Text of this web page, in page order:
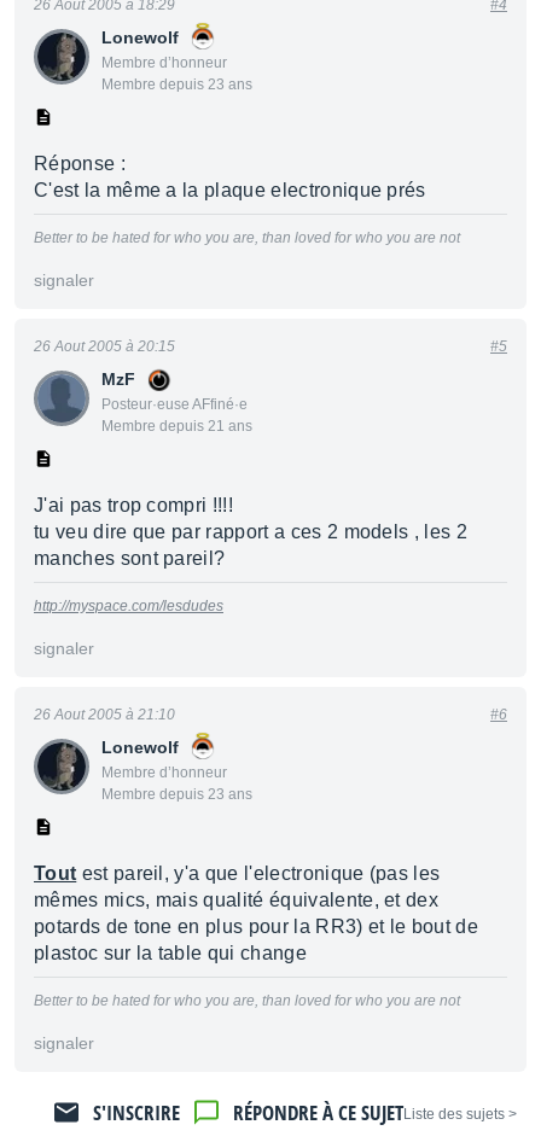
Lonewolf
Membre d’honneur
Membre depuis 23 ans
26 Aout 2005 à 18:29 #4
Réponse :
C'est la même a la plaque electronique prés
Better to be hated for who you are, than loved for who you are not
signaler
MzF
Posteur·euse AFfiné·e
Membre depuis 21 ans
26 Aout 2005 à 20:15 #5
J'ai pas trop compri !!!!
tu veu dire que par rapport a ces 2 models , les 2
manches sont pareil?
http://myspace.com/lesdudes
signaler
Lonewolf
Membre d’honneur
Membre depuis 23 ans
26 Aout 2005 à 21:10 #6
Tout est pareil, y'a que l'electronique (pas les
mêmes mics, mais qualité équivalente, et dex
potards de tone en plus pour la RR3) et le bout de
plastoc sur la table qui change
Better to be hated for who you are, than loved for who you are not
signaler
< Liste des sujets
RÉPONDRE À CE SUJET
S'INSCRIRE